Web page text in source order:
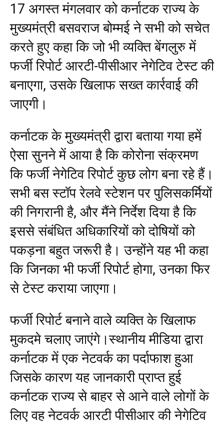
17 अगस्त मंगलवार को कर्नाटक राज्य के
मुख्यमंत्री बसवराज बोम्मई ने सभी को सचेत
करते हुए कहा कि जो भी व्यक्ति बेंगलुरु में
फर्जी रिपोर्ट आरटी-पीसीआर नेगेटिव टेस्ट की
बनाएगा, उसके खिलाफ सख्त कार्रवाई की
जाएगी।
कर्नाटक के मुख्यमंत्री द्वारा बताया गया हमें
ऐसा सुनने में आया है कि कोरोना संक्रमण
कि फर्जी नेगेटिव रिपोर्ट कुछ लोग बना रहे हैं।
सभी बस स्टॉप रेलवे स्टेशन पर पुलिसकर्मियों
की निगरानी है, और मैंने निर्देश दिया है कि
इससे संबंधित अधिकारियों को दोषियों को
पकड़ना बहुत जरूरी है। उन्होंने यह भी कहा
कि जिनका भी फर्जी रिपोर्ट होगा, उनका फिर
से टेस्ट कराया जाएगा।
फर्जी रिपोर्ट बनाने वाले व्यक्ति के खिलाफ
मुकदमे चलाए जाएंगे।स्थानीय मीडिया द्वारा
कर्नाटक में एक नेटवर्क का पर्दाफाश हुआ
जिसके कारण यह जानकारी प्राप्त हुई
कर्नाटक राज्य से बाहर से आने वाले लोगों के
लिए वह नेटवर्क आरटी पीसीआर की नेगेटिव